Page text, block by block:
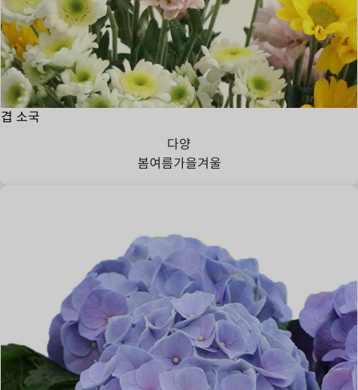
겹 소국
다양
봄여름가을겨울